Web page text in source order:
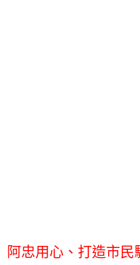
阿忠用心、打造市民